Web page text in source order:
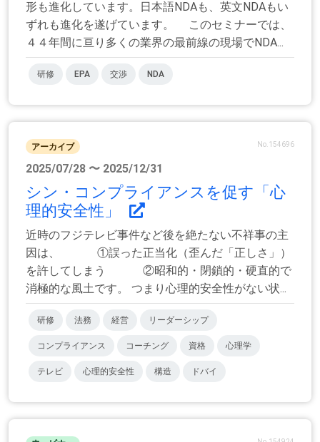
形も進化しています。日本語NDAも、英文NDAもい
ずれも進化を遂げています。 このセミナーでは、
４４年間に亘り多くの業界の最前線の現場でNDA...
研修 EPA 交渉 NDA
アーカイブ No.154696
2025/07/28 〜 2025/12/31
シン・コンプライアンスを促す「心
理的安全性」
近時のフジテレビ事件など後を絶たない不祥事の主
因は、 ①誤った正当化（歪んだ「正しさ」）
を許してしまう ②昭和的・閉鎖的・硬直的で
消極的な風土です。 つまり心理的安全性がない状...
研修 法務 経営 リーダーシップ
コンプライアンス コーチング 資格 心理学
テレビ 心理的安全性 構造 ドバイ